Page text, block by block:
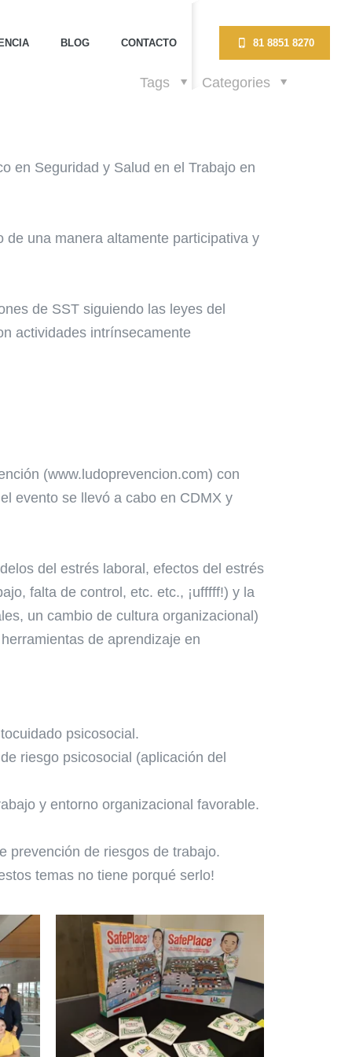
BLOG CONTACTO 81 8851 8270
Categories
Tags
en Seguridad y Salud en el Trabajo en
de una manera altamente participativa y
de SST siguiendo las leyes del
actividades intrínsecamente
(www.ludoprevencion.com) con
evento se llevó a cabo en CDMX y
del estrés laboral, efectos del estrés
falta de control, etc. etc., ¡ufffff!) y la
un cambio de cultura organizacional)
de aprendizaje en
psicosocial.
riesgo psicosocial (aplicación del
y entorno organizacional favorable.
prevención de riesgos de trabajo.
temas no tiene porqué serlo!